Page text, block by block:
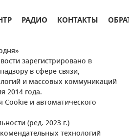
РАДИО КОНТАКТЫ
зарегистрировано в
в сфере связи,
и массовых коммуникаций
2014 года.
Cookie и автоматического
(ред. 2023 г.)
технологий